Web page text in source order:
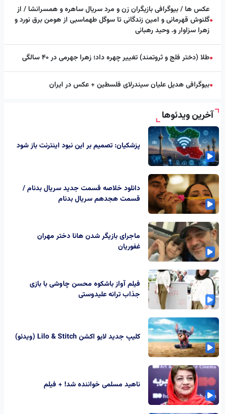
●
عکس ها / بیوگرافی بازیگران زن و مرد سریال ساهره و همسرانشا / از
گلنوش قهرمانی و امین زندگانی تا سوگل طهماسبی از هومن برق نورد و
زهرا سزاوار و. وحید رهبانی
●طلا (دختر فلج و ثروتمند) تغییر چهره داد؛ زهرا جهرمی در ۴۰ سالگی
●بیوگرافی هدیل علیان سیندرلای فلسطین + عکس در ایران
آخرین ویدئوها
پزشکیان: تصمیم بر این نبود اینترنت باز شود
دانلود خلاصه قسمت جدید سریال بدنام /
قسمت هجدهم سریال بدنام
ماجرای بازیگر شدن هانا دختر مهران
غفوریان
فیلم آواز باشکوه محسن چاوشی با بازی
جذاب ترانه علیدوستی
کلیپ جدید لایو اکشن Lilo & Stitch (ویدئو)
ناهید مسلمی خواننده شد! + فیلم